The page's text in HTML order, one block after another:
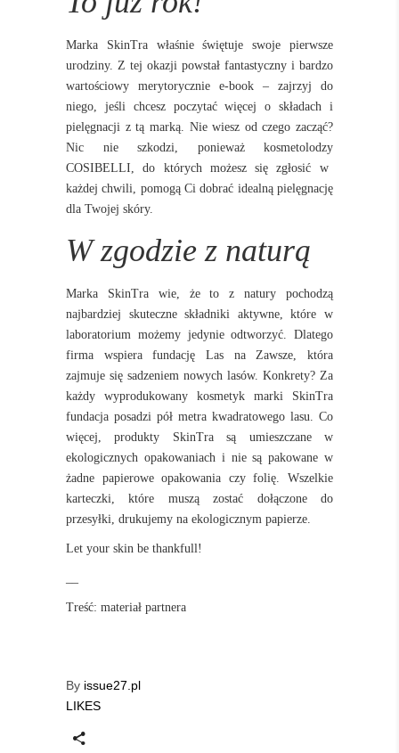
Marka SkinTra właśnie świętuje swoje pierwsze
urodziny. Z tej okazji powstał fantastyczny i bardzo
wartościowy merytorycznie e-book – zajrzyj do
niego, jeśli chcesz poczytać więcej o składach i
pielęgnacji z tą marką. Nie wiesz od czego zacząć?
Nic nie szkodzi, ponieważ kosmetolodzy
COSIBELLI, do których możesz się zgłosić w
każdej chwili, pomogą Ci dobrać idealną pielęgnację
dla Twojej skóry.
W zgodzie z naturą
Marka SkinTra wie, że to z natury pochodzą
najbardziej skuteczneskładniki aktywne, które w
laboratorium możemy jedynie odtworzyć. Dlatego
firma wspiera fundację Las na Zawsze, która
zajmuje się sadzeniem nowych lasów. Konkrety? Za
każdy wyprodukowany kosmetyk marki SkinTra
fundacja posadzi pół metra kwadratowego lasu. Co
więcej, produkty SkinTra są umieszczane w
ekologicznych opakowaniach i nie są pakowane w
żadne papierowe opakowania czy folię. Wszelkie
karteczki, które muszą zostać dołączone do
przesyłki, drukujemy na ekologicznym papierze.
Let your skin be thankfull!
Treść: materiał partnera
By issue27.pl
LIKES